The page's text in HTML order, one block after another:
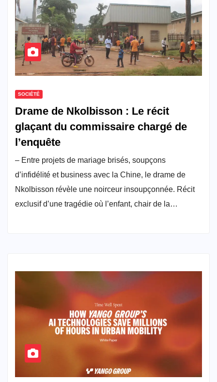
SOCIÉTÉ
Drame de Nkolbisson : Le récit
glaçant du commissaire chargé de
l’enquête
– Entre projets de mariage brisés, soupçons
d’infidélité et business avec la Chine, le drame de
Nkolbisson révèle une noirceur insoupçonnée. Récit
exclusif d’une tragédie où l’enfant, chair de la…